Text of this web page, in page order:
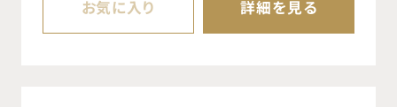
進に繋げます。 また同製品を安全に正しく
お気に入り 詳細を見る